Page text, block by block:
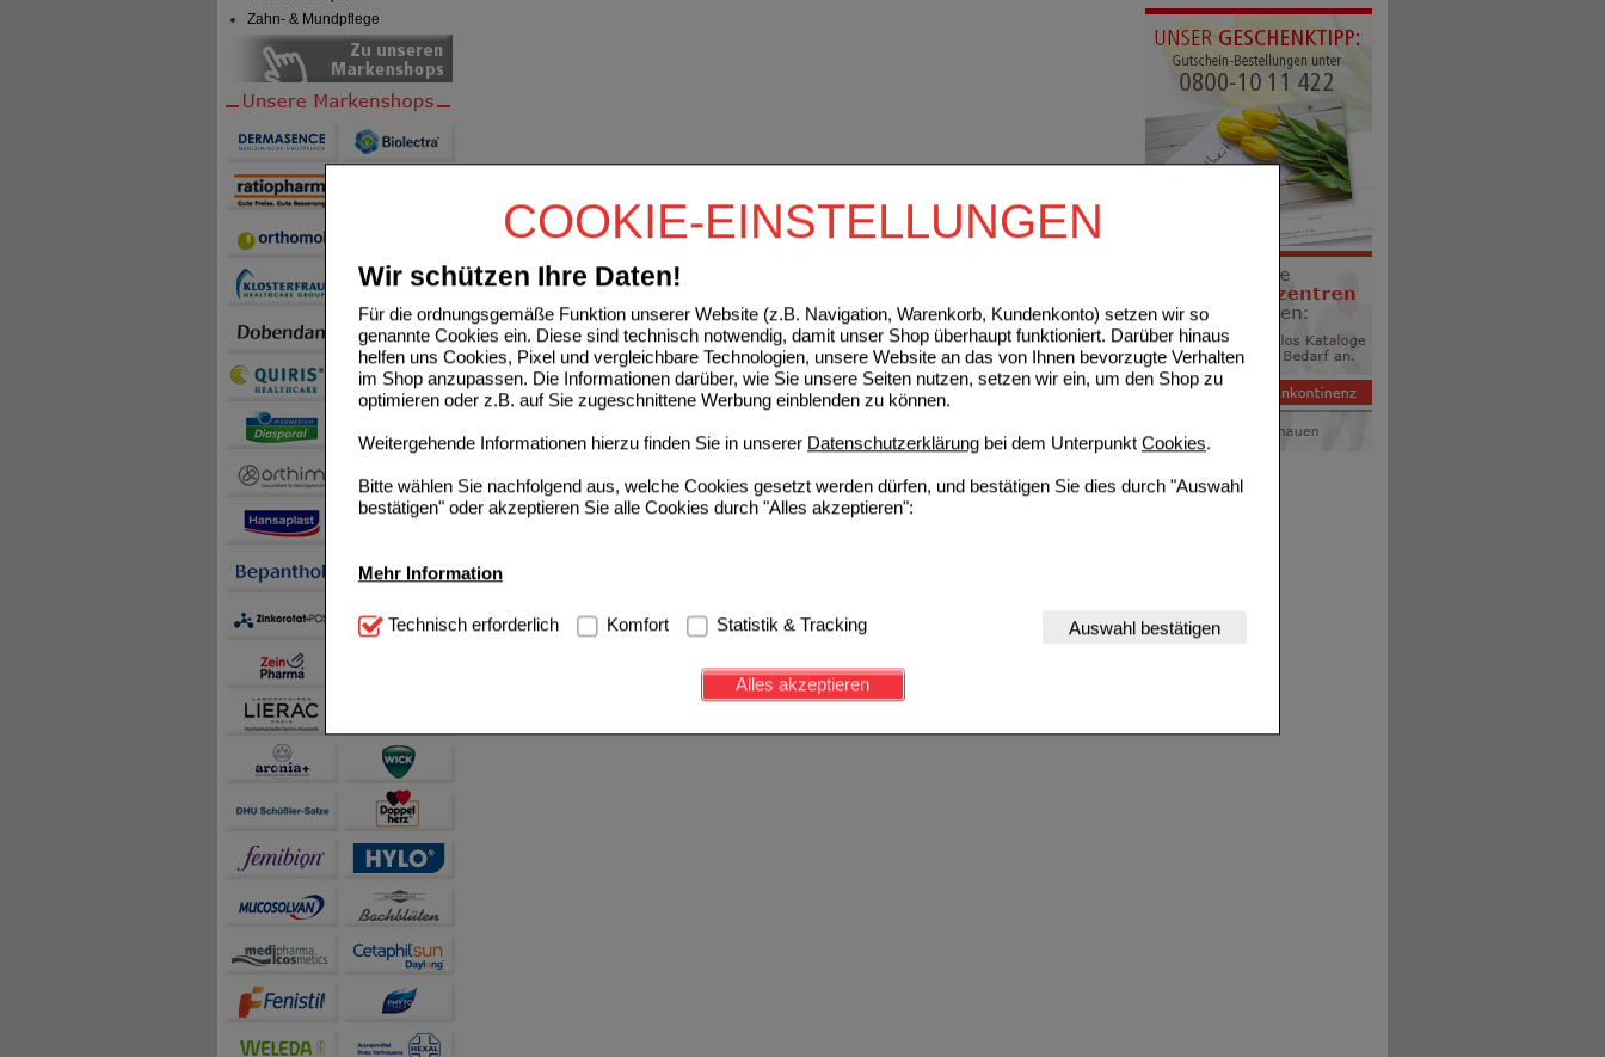
COOKIE-EINSTELLUNGEN
Wir schützen Ihre Daten!
Für die ordnungsgemäße Funktion unserer Website (z.B. Navigation, Warenkorb, Kundenkonto) setzen wir so
genannte Cookies ein. Diese sind technisch notwendig, damit unser Shop überhaupt funktioniert. Darüber hinaus
helfen uns Cookies, Pixel und vergleichbare Technologien, unsere Website an das von Ihnen bevorzugte Verhalten
im Shop anzupassen. Die Informationen darüber, wie Sie unsere Seiten nutzen, setzen wir ein, um den Shop zu
optimieren oder z.B. auf Sie zugeschnittene Werbung einblenden zu können.
Weitergehende Informationen hierzu finden Sie in unserer Datenschutzerklärung bei dem Unterpunkt Cookies.
Bitte wählen Sie nachfolgend aus, welche Cookies gesetzt werden dürfen, und bestätigen Sie dies durch "Auswahl
bestätigen" oder akzeptieren Sie alle Cookies durch "Alles akzeptieren":
Mehr Information
Technisch Notwendig: Hierbei handelt es sich um Cookies, die für die Grundfunktionen unserer Website
notwendig sind (z.B. Navigation, Warenkorb, Kundenkonto), weshalb auf diese nicht verzichtet werden kann.
Diese Cookies werden genutzt um das Einkaufserlebnis noch ansprechender zu gestalten,
beispielsweise für die Wiedererkennung des Besuchers oder unsere Seite an bevorzugte Verhaltensweisen (z.B.
Inhalte anzuzeigen und unser Partnerprogramm zu betreiben.
Statistik & Tracking:
sammeln, mit deren Hilfe wir unsere Website weiter für Sie optimieren können, den Inhalt auf unserer Website aber
auch die Werbung auf Drittseiten möglichst relevant für Sie zu gestalten. Bitte beachten Sie, dass Daten hierfür
teilweise an Dritte wie z.B. Google oder soziale Medien übertragen werden.
Technisch erforderlich Komfort Statistik & Tracking Auswahl bestätigen
Alles akzeptieren
Zahn- & Mundpflege